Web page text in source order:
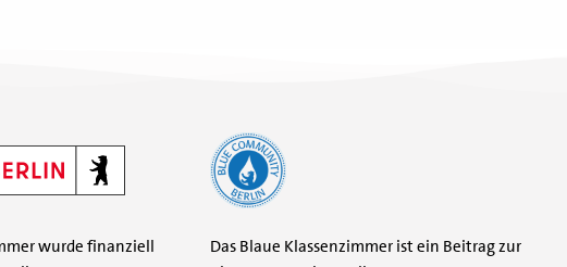
wurde finanziell
Das Blaue Klassenzimmer ist ein Beitrag zur